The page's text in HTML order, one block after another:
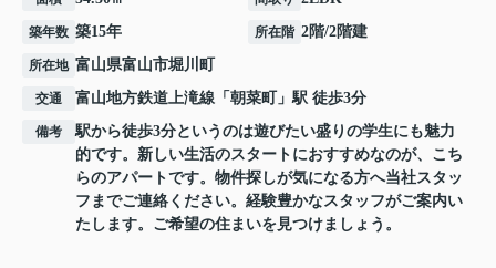
築年数 築15年 所在階 2階/2階建
所在地 富山県富山市堀川町
交通 富山地方鉄道上滝線 「 朝菜町 」駅 徒歩3分
備考
駅から徒歩3分というのは遊びたい盛りの学生にも魅力
的です。新しい生活のスタートにおすすめなのが、こち
らのアパートです。物件探しが気になる方へ当社スタッ
フまでご連絡ください。経験豊かなスタッフがご案内い
たします。ご希望の住まいを見つけましょう。